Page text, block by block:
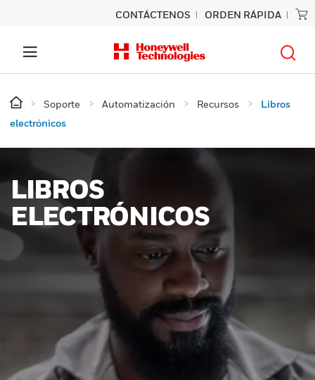
CONTÁCTENOS ORDEN RÁPIDA
Soporte Automatización Recursos
Libros
electrónicos
LIBROS
ELECTRÓNICOS